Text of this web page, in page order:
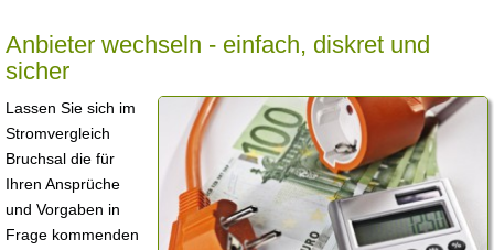
Anbieter wechseln - einfach, diskret und
sicher
Lassen Sie sich im
Stromvergleich
Bruchsal die für
Ihren Ansprüche
und Vorgaben in
Frage kommenden